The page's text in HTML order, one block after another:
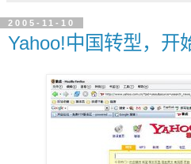
2005-11-10
Yahoo!中国转型，开